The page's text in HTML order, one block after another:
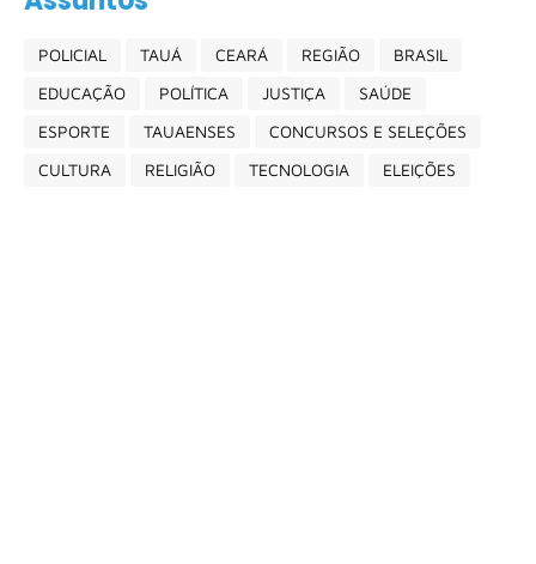
POLICIAL TAUÁ CEARÁ REGIÃO
BRASIL
EDUCAÇÃO
POLÍTICA JUSTIÇA
SAÚDE
ESPORTE
TAUAENSES
CONCURSOS E SELEÇÕES
CULTURA
RELIGIÃO TECNOLOGIA ELEIÇÕES